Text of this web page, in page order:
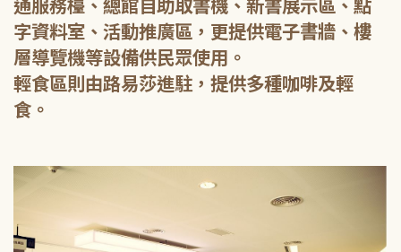
通服務檯、總館自助取書機、新書展示區、點
字資料室、活動推廣區，更提供電子書牆、樓
層導覽機等設備供民眾使用。
輕食區則由路易莎進駐，提供多種咖啡及輕
食。